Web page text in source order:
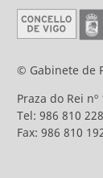
© Gabinete de
Praza do Rei
Tel: 986 810 228
Fax: 986 810